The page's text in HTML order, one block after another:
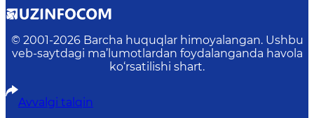
© 2001-2026 Barcha huquqlar himoyalangan. Ushbu
veb-saytdagi ma’lumotlardan foydalanganda havola
ko‘rsatilishi shart.
Avvalgi talqin